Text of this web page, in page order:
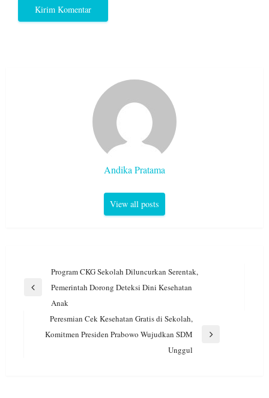
Andika Pratama
View all posts
Navigasi
pos
Previous
Program CKG Sekolah Diluncurkan Serentak,
Pemerintah Dorong Deteksi Dini Kesehatan
Anak
Next
Peresmian Cek Kesehatan Gratis di Sekolah,
Komitmen Presiden Prabowo Wujudkan SDM
Unggul